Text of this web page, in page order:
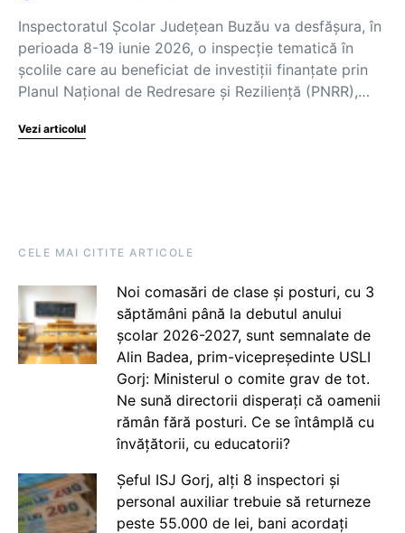
Inspectoratul Școlar Județean Buzău va desfășura, în
perioada 8-19 iunie 2026, o inspecție tematică în
școlile care au beneficiat de investiții finanțate prin
Planul Național de Redresare și Reziliență (PNRR),…
Vezi articolul
CELE MAI CITITE ARTICOLE
Noi comasări de clase și posturi, cu 3
săptămâni până la debutul anului
școlar 2026-2027, sunt semnalate de
Alin Badea, prim-vicepreședinte USLI
Gorj: Ministerul o comite grav de tot.
Ne sună directorii disperați că oamenii
rămân fără posturi. Ce se întâmplă cu
învățătorii, cu educatorii?
Șeful ISJ Gorj, alți 8 inspectori și
personal auxiliar trebuie să returneze
peste 55.000 de lei, bani acordați